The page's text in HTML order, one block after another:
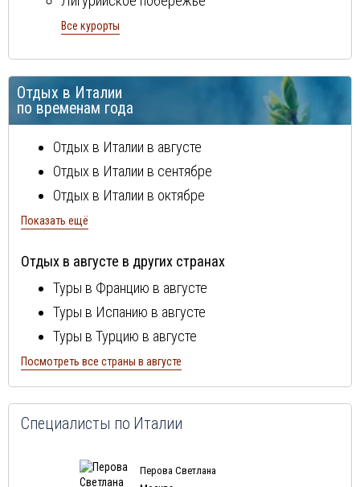
Милан
остров Сардиния
остров Сицилия
Рим
Тосканcкая ривьера
Флоренция
Эмилия Романия
Все курорты
Отдых в Италии
по временам года
Отдых в Италии в августе
Отдых в Италии в сентябре
Отдых в Италии в октябре
Отдых в Италии в ноябре
Отдых в Италии в январе
Отдых в Италии в феврале
Отдых в Италии в марте
Отдых в Италии в апреле
Отдых в Италии в мае
Отдых в Италии в июне
Показать ещё
Отдых в августе в других странах
Туры в Францию в августе
Туры в Испанию в августе
Туры в Турцию в августе
Туры в Болгарию в августе
Туры в Португалию в августе
Туры в Египет в августе
Туры в Кипр в августе
Туры в Швейцарию в августе
Туры в ОАЭ в августе
Посмотреть все страны в августе
Специалисты по Италии
Перова Светлана